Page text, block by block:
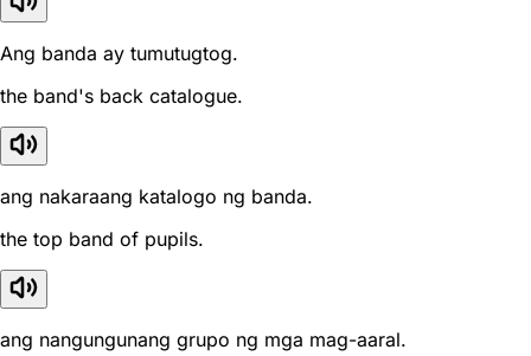
Ang banda ay tumutugtog.
the band's back catalogue.
ang nakaraang katalogo ng banda.
the top band of pupils.
ang nangungunang grupo ng mga mag-aaral.